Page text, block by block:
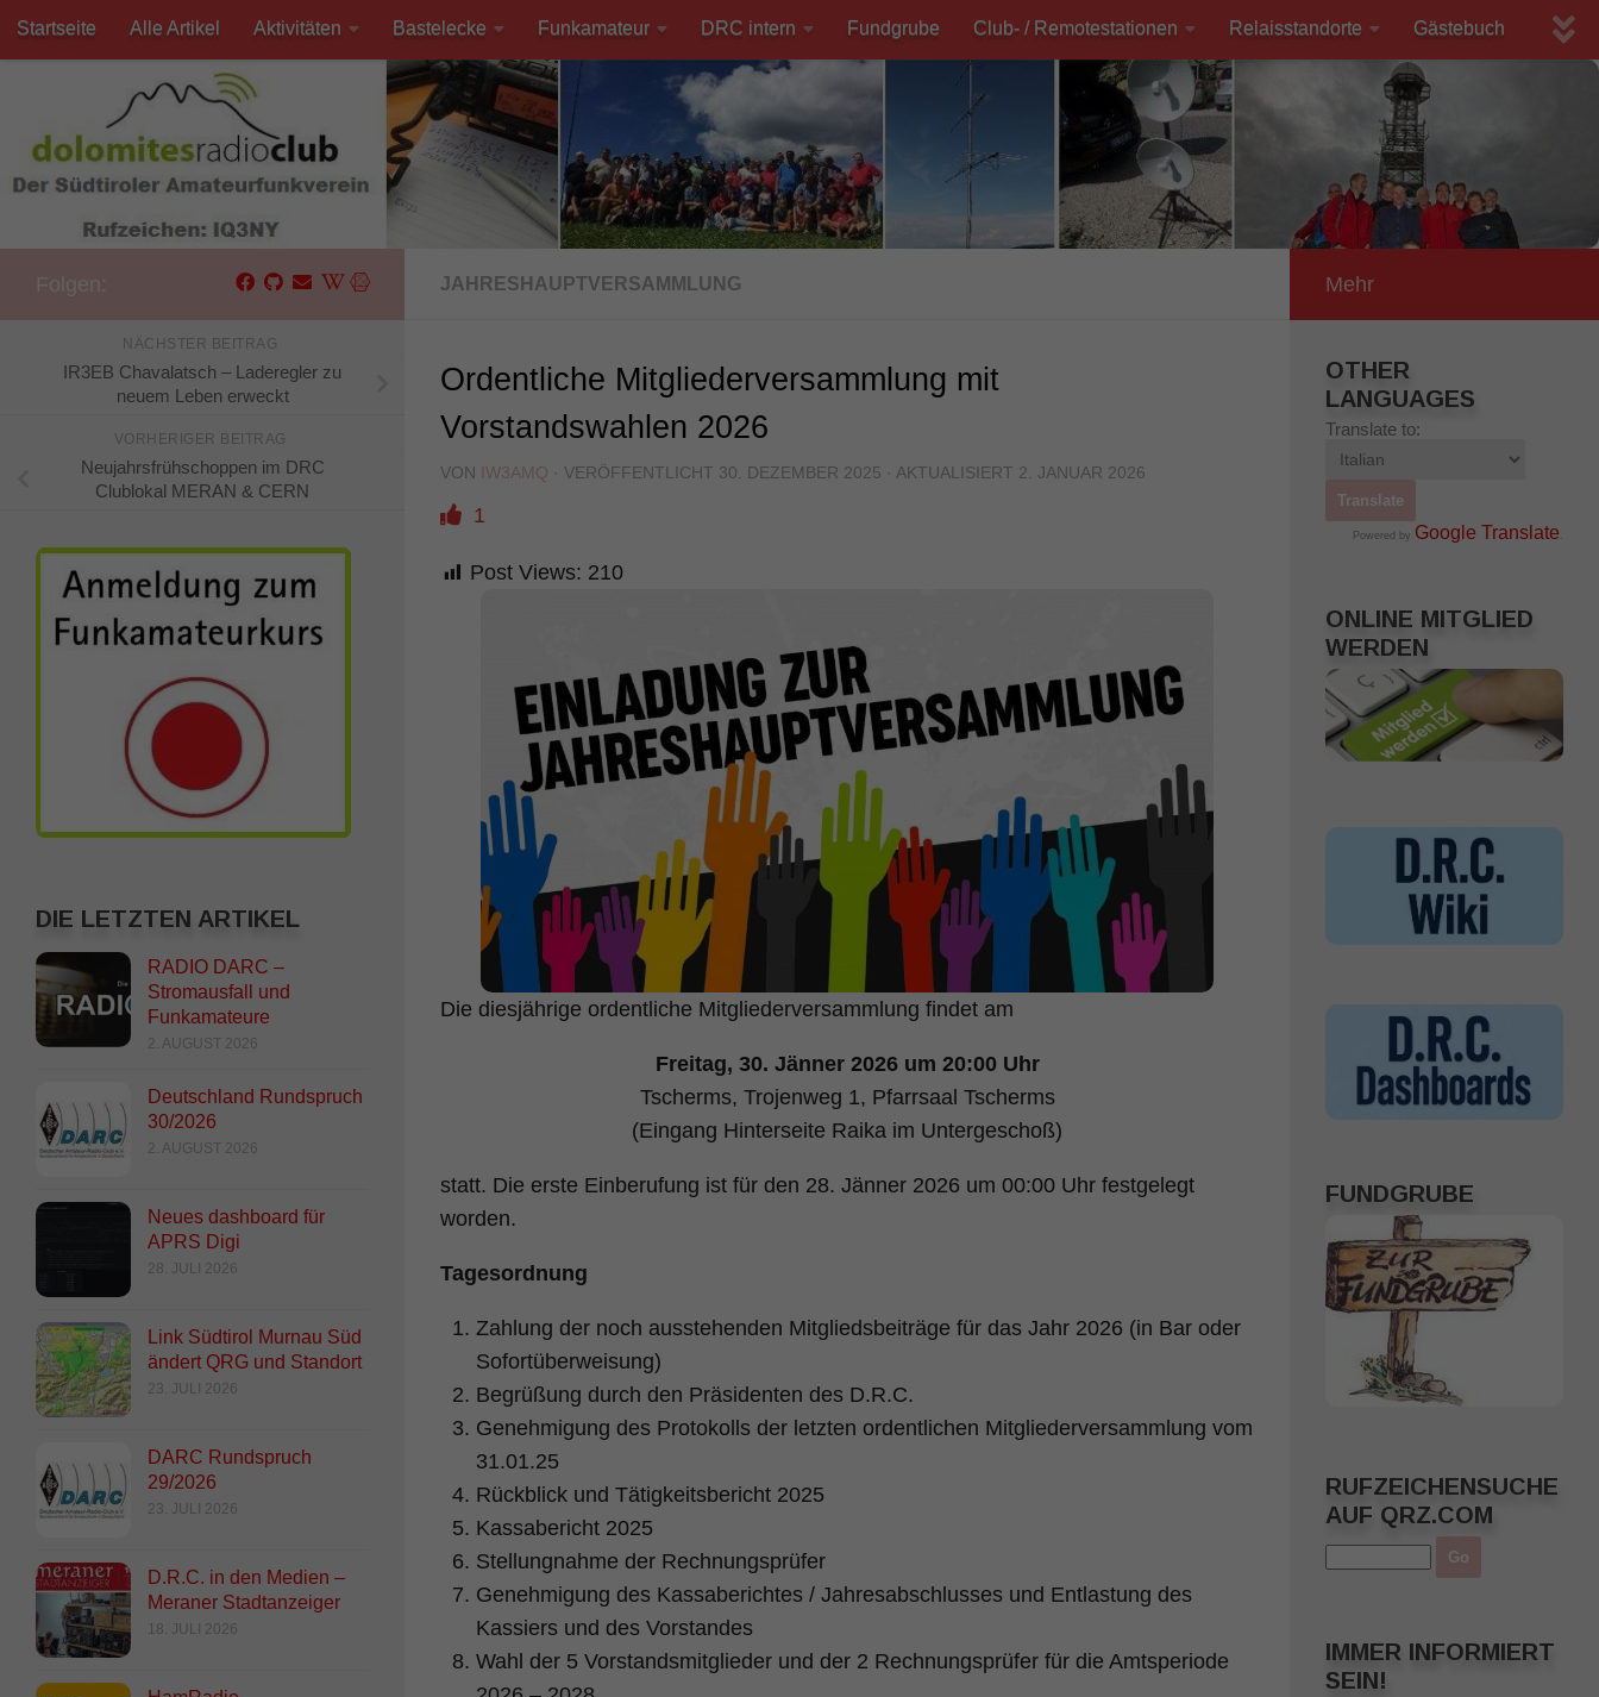
Unter dem Inhalt
Startseite Alle Artikel Aktivitäten Bastelecke Funkamateur DRC intern Fundgrube Club- / Remotestationen Relaisstandorte Gästebuch
JAHRESHAUPTVERSAMMLUNG
Ordentliche Mitgliederversammlung mit
Vorstandswahlen 2026
VON IW3AMQ · VERÖFFENTLICHT 30. DEZEMBER 2025 · AKTUALISIERT 2. JANUAR 2026
1
Post Views: 210
Die diesjährige ordentliche Mitgliederversammlung findet am
Freitag, 30. Jänner 2026 um 20:00 Uhr
Tscherms, Trojenweg 1, Pfarrsaal Tscherms
(Eingang Hinterseite Raika im Untergeschoß)
statt. Die erste Einberufung ist für den 28. Jänner 2026 um 00:00 Uhr festgelegt
worden.
Tagesordnung
Zahlung der noch ausstehenden Mitgliedsbeiträge für das Jahr 2026 (in Bar oder
Sofortüberweisung)
Begrüßung durch den Präsidenten des D.R.C.
Genehmigung des Protokolls der letzten ordentlichen Mitgliederversammlung vom
31.01.25
Rückblick und Tätigkeitsbericht 2025
Kassabericht 2025
Stellungnahme der Rechnungsprüfer
Genehmigung des Kassaberichtes / Jahresabschlusses und Entlastung des
Kassiers und des Vorstandes
Wahl der 5 Vorstandsmitglieder und der 2 Rechnungsprüfer für die Amtsperiode
NÄCHSTER BEITRAG
IR3EB Chavalatsch – Laderegler zu
neuem Leben erweckt
VORHERIGER BEITRAG
Neujahrsfrühschoppen im DRC
Clublokal MERAN & CERN
DIE LETZTEN ARTIKEL
RADIO DARC –
Stromausfall und
Funkamateure
2. AUGUST 2026
Deutschland Rundspruch
30/2026
2. AUGUST 2026
Neues dashboard für
APRS Digi
28. JULI 2026
Link Südtirol Murnau Süd
ändert QRG und Standort
23. JULI 2026
DARC Rundspruch
29/2026
23. JULI 2026
D.R.C. in den Medien –
Meraner Stadtanzeiger
18. JULI 2026
Mehr
OTHER
LANGUAGES
Translate to:
Powered by Google Translate .
ONLINE MITGLIED
WERDEN
FUNDGRUBE
RUFZEICHENSUCHE
AUF QRZ.COM
IMMER INFORMIERT
SEIN!